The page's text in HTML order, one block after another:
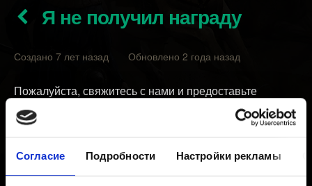
Согласие Подробности Настройки рекламы
Я не получил награду
Создано 7 лет назад Обновлено 2 года назад
Пожалуйста, свяжитесь с нами и предоставьте
следующую информацию:
1. Тип награды (рейтинг, арена, книга наград и т.д.)
2. Ожидаемая награда
3. Полученная награда (если такая имеется)